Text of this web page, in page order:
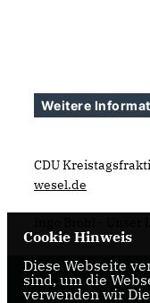
Weitere
CDU
wesel.de
Cookie Hinweis
Diese Webseite
sind, um die
verwenden wir